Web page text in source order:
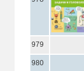
979
980